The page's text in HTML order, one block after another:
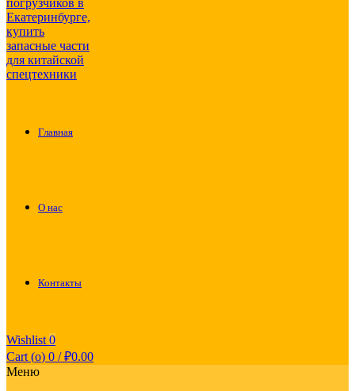
Главная
О нас
Контакты
Wishlist 0
Cart (o) 0 / ₽0.00
Меню